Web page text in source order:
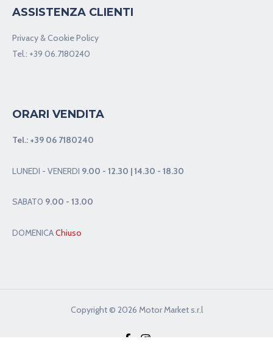
ASSISTENZA CLIENTI
Privacy & Cookie Policy
Tel.: +39 06.7180240
ORARI VENDITA
Tel.: +39 06 7180240
LUNEDI - VENERDI 9.00 - 12.30 | 14.30 - 18.30
SABAT0 9.00 - 13.00
DOMENICAChiuso
Copyright © 2026 Motor Market s.r.l